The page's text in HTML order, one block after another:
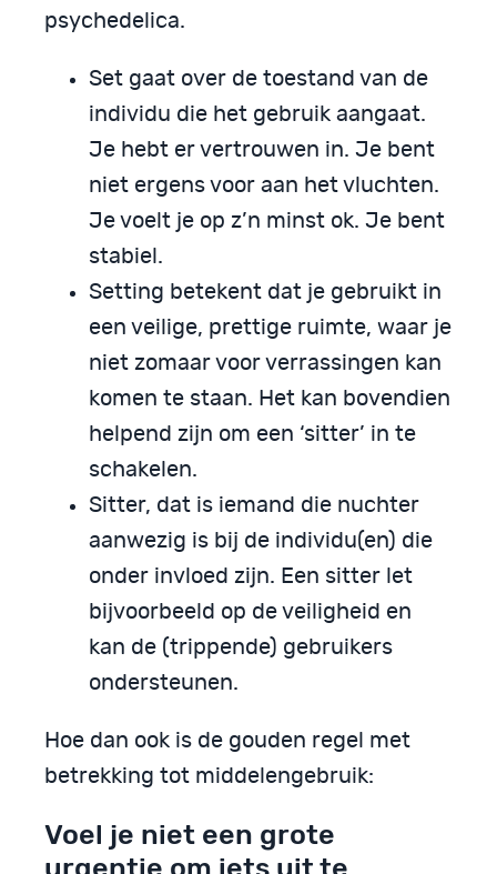
psychedelica.
Set gaat over de toestand van de
individu die het gebruik aangaat.
Je hebt er vertrouwen in. Je bent
niet ergens voor aan het vluchten.
Je voelt je op z’n minst ok. Je bent
stabiel.
Setting betekent dat je gebruikt in
een veilige, prettige ruimte, waar je
niet zomaar voor verrassingen kan
komen te staan. Het kan bovendien
helpend zijn om een ‘sitter’ in te
schakelen.
Sitter, dat is iemand die nuchter
aanwezig is bij de individu(en) die
onder invloed zijn. Een sitter let
bijvoorbeeld op de veiligheid en
kan de (trippende) gebruikers
ondersteunen.
Hoe dan ook is de gouden regel met
betrekking tot middelengebruik:
Voel je niet een grote
urgentie om iets uit te